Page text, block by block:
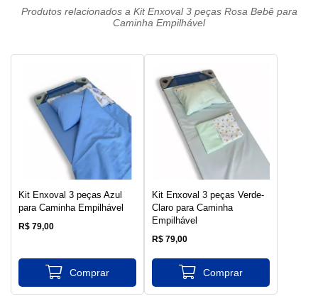
Produtos relacionados a Kit Enxoval 3 peças Rosa Bebê para
Caminha Empilhável
Kit Enxoval 3 peças Azul
para Caminha Empilhável
R$ 79,00
Kit Enxoval 3 peças Verde-
Claro para Caminha
Empilhável
R$ 79,00